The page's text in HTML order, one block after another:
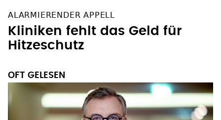
ALARMIERENDER APPELL
Kliniken fehlt das Geld für
Hitzeschutz
OFT GELESEN